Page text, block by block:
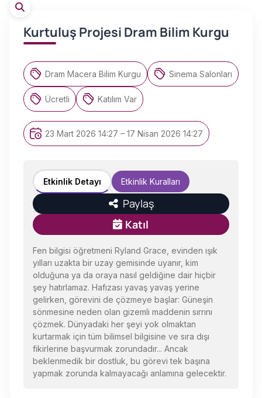
Kurtuluş Projesi Dram Bilim Kurgu
Dram Macera Bilim Kurgu Sinema Salonları
Ücretli Katılım Var
23 Mart 2026 14:27 – 17 Nisan 2026 14:27
Etkinlik Detayı Etkinlik Kuralları
Paylaş
Katıl
Fen bilgisi öğretmeni Ryland Grace, evinden ışık
yılları uzakta bir uzay gemisinde uyanır, kim
olduğuna ya da oraya nasıl geldiğine dair hiçbir
şey hatırlamaz. Hafızası yavaş yavaş yerine
gelirken, görevini de çözmeye başlar: Güneşin
sönmesine neden olan gizemli maddenin sırrını
çözmek. Dünyadaki her şeyi yok olmaktan
kurtarmak için tüm bilimsel bilgisine ve sıra dışı
fikirlerine başvurmak zorundadır... Ancak
beklenmedik bir dostluk, bu görevi tek başına
yapmak zorunda kalmayacağı anlamına gelecektir.